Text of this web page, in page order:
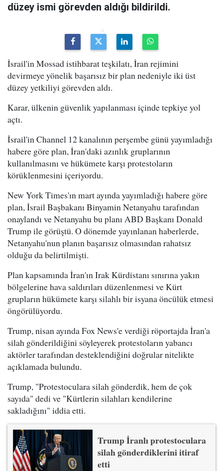
düzey ismi görevden aldığı bildirildi.
İsrail'in Mossad istihbarat teşkilatı, İran rejimini
devirmeye yönelik başarısız bir plan nedeniyle iki üst
düzey yetkiliyi görevden aldı.
Karar, ülkenin güvenlik yapılanması içinde tepkiye yol
açtı.
İsrail'in Channel 12 kanalının perşembe günü yayımladığı
habere göre plan, İran'daki azınlık gruplarının
kullanılmasını ve hükümete karşı protestoların
körüklenmesini içeriyordu.
New York Times'ın mart ayında yayımladığı habere göre
plan, İsrail Başbakanı Binyamin Netanyahu tarafından
onaylandı ve Netanyahu bu planı ABD Başkanı Donald
Trump ile görüştü. O dönemde yayınlanan haberlerde,
Netanyahu'nun planın başarısız olmasından rahatsız
olduğu da belirtilmişti.
Plan kapsamında İran'ın Irak Kürdistanı sınırına yakın
bölgelerine hava saldırıları düzenlenmesi ve Kürt
grupların hükümete karşı silahlı bir isyana öncülük etmesi
öngörülüyordu.
Trump, nisan ayında Fox News'e verdiği röportajda İran'a
silah gönderildiğini söyleyerek protestoların yabancı
aktörler tarafından desteklendiğini doğrular nitelikte
açıklamada bulundu.
Trump, "Protestoculara silah gönderdik, hem de çok
sayıda" dedi ve "Kürtlerin silahları kendilerine
sakladığını" iddia etti.
Trump İranlı protestoculara
silah gönderdiklerini itiraf
etti